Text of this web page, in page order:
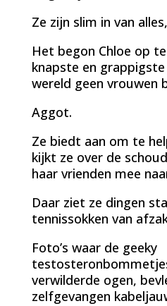
Ze zijn slim in van
Het begon Chloe op
knapste en grappigste
wereld geen vrouwen
Aggot.
Ze biedt aan om te
kijkt ze over de
haar vrienden mee
Daar ziet ze dingen
tennissokken van
Foto’s waar de geeky
verwilderde ogen,
zelfgevangen